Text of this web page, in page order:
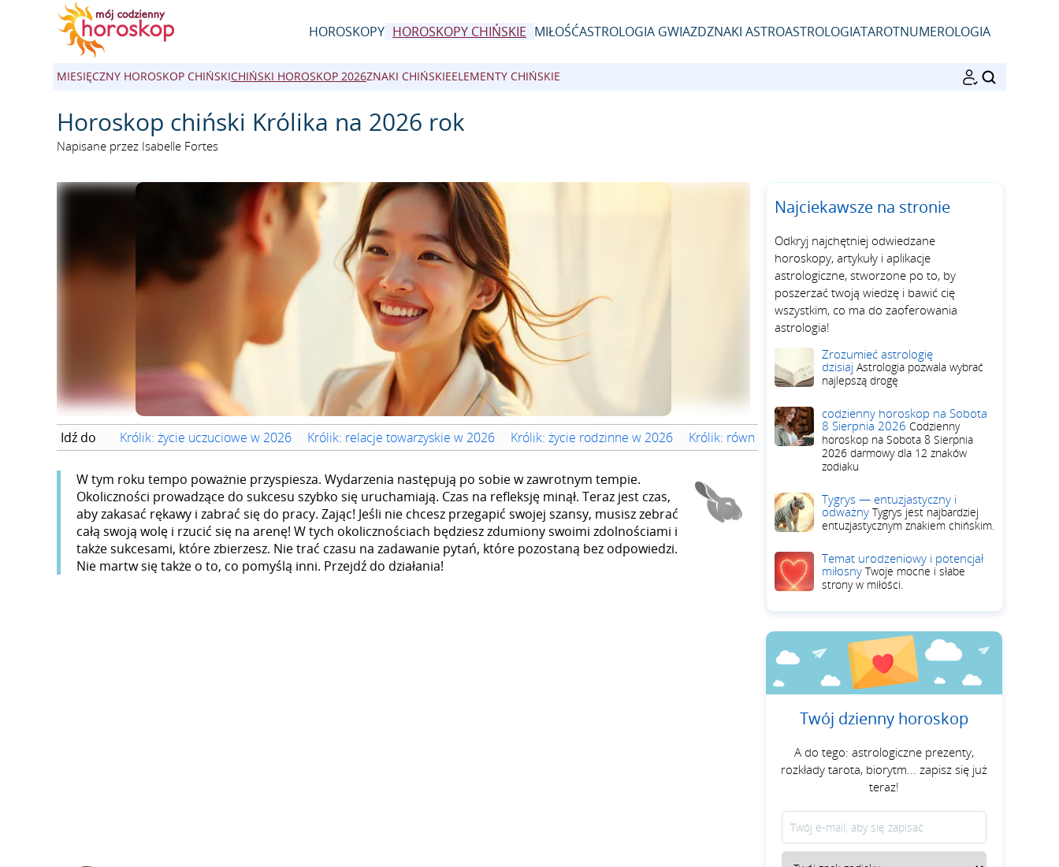
HOROSKOPY HOROSKOPY CHIŃSKIE MIŁOŚĆASTROLOGIA GWIAZDZNAKI ASTROASTROLOGIATAROTNUMEROLOGIA
MIESIĘCZNY HOROSKOP CHIŃSKICHIŃSKI HOROSKOP 2026ZNAKI CHIŃSKIEELEMENTY CHIŃSKIE
Horoskop chiński Królika na 2026 rok
Napisane przez Isabelle Fortes
Idź do Królik: życie uczuciowe w 2026 Królik: relacje towarzyskie w 2026 Królik: życie rodzinne w 2026 Królik: równowaga i samopoczucie w 2026 Królik: ścieżka
W tym roku tempo poważnie przyspiesza. Wydarzenia następują po sobie w zawrotnym tempie.
Okoliczności prowadzące do sukcesu szybko się uruchamiają. Czas na refleksję minął. Teraz jest czas,
aby zakasać rękawy i zabrać się do pracy. Zając! Jeśli nie chcesz przegapić swojej szansy, musisz zebrać
całą swoją wolę i rzucić się na arenę! W tych okolicznościach będziesz zdumiony swoimi zdolnościami i
także sukcesami, które zbierzesz. Nie trać czasu na zadawanie pytań, które pozostaną bez odpowiedzi.
Nie martw się także o to, co pomyślą inni. Przejdź do działania!
Najciekawsze na stronie
Odkryj najchętniej odwiedzane
horoskopy, artykuły i aplikacje
astrologiczne, stworzone po to, by
poszerzać twoją wiedzę i bawić cię
wszystkim, co ma do zaoferowania
astrologia!
Zrozumieć astrologię
dzisiaj Astrologia pozwala wybrać
najlepszą drogę
codzienny horoskop na Sobota
8 Sierpnia 2026 Codzienny
horoskop na Sobota 8 Sierpnia
2026 darmowy dla 12 znaków
zodiaku
Tygrys — entuzjastyczny i
odważny Tygrys jest najbardziej
entuzjastycznym znakiem chińskim.
Temat urodzeniowy i potencjał
miłosny Twoje mocne i słabe
strony w miłości.
Twój dzienny horoskop
A do tego: astrologiczne prezenty,
rozkłady tarota, biorytm... zapisz się już
teraz!